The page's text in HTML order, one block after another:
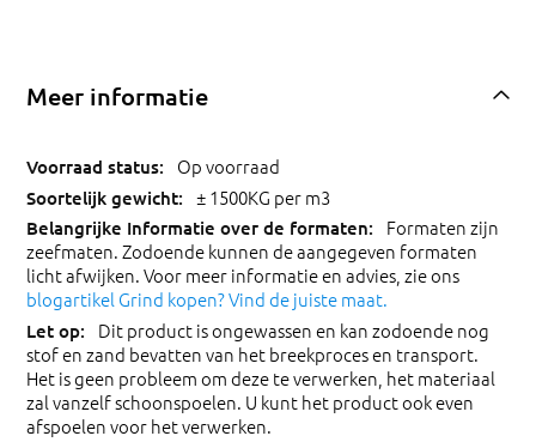
Meer informatie
Op voorraad
± 1500KG per m3
Formaten zijn
zeefmaten. Zodoende kunnen de aangegeven formaten
licht afwijken. Voor meer informatie en advies, zie ons
blogartikel Grind kopen? Vind de juiste maat.
Dit product is ongewassen en kan zodoende nog
stof en zand bevatten van het breekproces en transport.
Het is geen probleem om deze te verwerken, het materiaal
zal vanzelf schoonspoelen. U kunt het product ook even
afspoelen voor het verwerken.